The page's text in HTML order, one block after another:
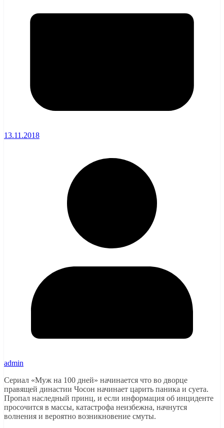
13.11.2018
admin
Сериал «Муж на 100 дней» начинается что во дворце
правящей династии Чосон начинает царить паника и суета.
Пропал наследный принц, и если информация об инциденте
просочится в массы, катастрофа неизбежна, начнутся
волнения и вероятно возникновение смуты.